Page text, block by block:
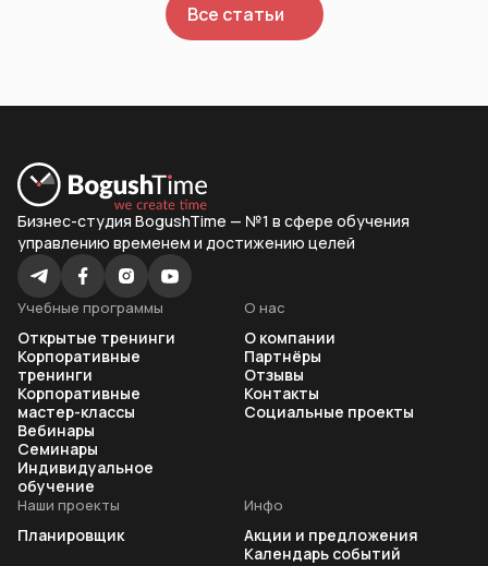
Все статьи
Бизнес-студия BogushTime — №1 в сфере обучения
управлению временем и достижению целей
Учебные программы
Открытые тренинги
Корпоративные
тренинги
Корпоративные
мастер-классы
Вебинары
Семинары
Индивидуальное
обучение
Наши проекты
Планировщик
Инфо
Акции и предложения
Календарь событий
О нас
О компании
Партнёры
Отзывы
Контакты
Социальные проекты